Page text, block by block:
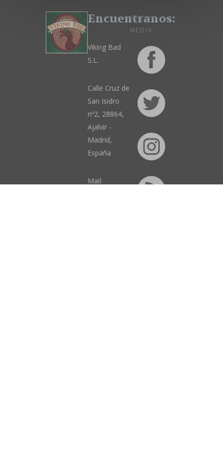
Encuentranos:
Viking Bad
S.L.
Calle Cruz de
San Isidro
nº2, 28864,
Ajalvir -
Madrid,
España
Mail:
SOCIAL
MEDIA